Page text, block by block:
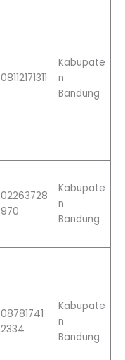
08112171311
Kabupate
n
Bandung
02263728
970
Kabupate
n
Bandung
08781741
2334
Kabupate
n
Bandung